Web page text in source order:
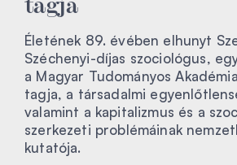
Életének 89. évében elhunyt
Széchenyi-díjas szociológus,
a Magyar Tudományos
tagja, a társadalmi
valamint a kapitalizmus és a
szerkezeti problémáinak
kutatója.